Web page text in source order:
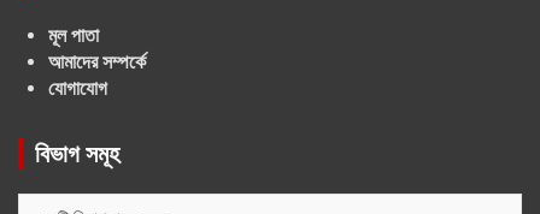
মূল পাতা
আমাদের সম্পর্কে
যোগাযোগ
বিভাগ সমূহ